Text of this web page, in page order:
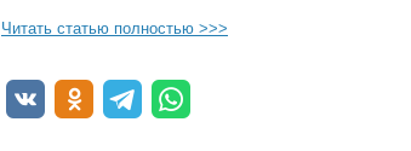
Читать статью полностью >>>